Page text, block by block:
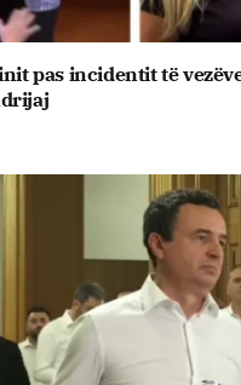
pas incidentit të